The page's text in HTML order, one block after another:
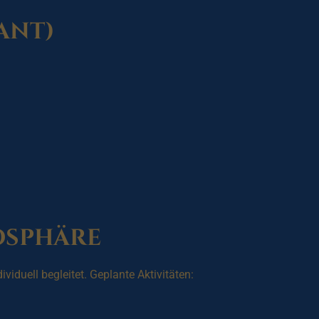
begleitet. Geplante Aktivitäten: